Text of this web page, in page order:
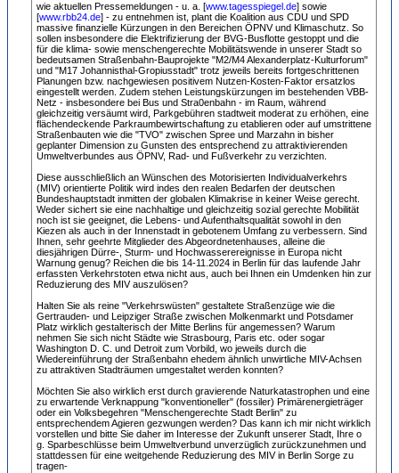
wie aktuellen Pressemeldungen - u. a. [www.tagesspiegel.de] sowie
[www.rbb24.de] - zu entnehmen ist, plant die Koalition aus CDU und SPD
massive finanzielle Kürzungen in den Bereichen ÖPNV und Klimaschutz. So
sollen insbesondere die Elektrifizierung der BVG-Busflotte gestoppt und die
für die klima- sowie menschengerechte Mobilitätswende in unserer Stadt so
bedeutsamen Straßenbahn-Bauprojekte "M2/M4 Alexanderplatz-Kulturforum"
und "M17 Johannisthal-Gropiusstadt" trotz jeweils bereits fortgeschrittenen
Planungen bzw. nachgewiesen positivem Nutzen-Kosten-Faktor ersatzlos
eingestellt werden. Zudem stehen Leistungskürzungen im bestehenden VBB-
Netz - insbesondere bei Bus und Stra0enbahn - im Raum, während
gleichzeitig versäumt wird, Parkgebühren stadtweit moderat zu erhöhen, eine
flächendeckende Parkraumbewirtschaftung zu etablieren oder auf umstrittene
Straßenbauten wie die "TVO" zwischen Spree und Marzahn in bisher
geplanter Dimension zu Gunsten des entsprechend zu attraktivierenden
Umweltverbundes aus ÖPNV, Rad- und Fußverkehr zu verzichten.
Diese ausschließlich an Wünschen des Motorisierten Individualverkehrs
(MIV) orientierte Politik wird indes den realen Bedarfen der deutschen
Bundeshauptstadt inmitten der globalen Klimakrise in keiner Weise gerecht.
Weder sichert sie eine nachhaltige und gleichzeitig sozial gerechte Mobilität
noch ist sie geeignet, die Lebens- und Aufenthaltsqualität sowohl in den
Kiezen als auch in der Innenstadt in gebotenem Umfang zu verbessern. Sind
Ihnen, sehr geehrte Mitglieder des Abgeordnetenhauses, alleine die
diesjährigen Dürre-, Sturm- und Hochwasserereignisse in Europa nicht
Warnung genug? Reichen die bis 14-11.2024 in Berlin für das laufende Jahr
erfassten Verkehrstoten etwa nicht aus, auch bei Ihnen ein Umdenken hin zur
Reduzierung des MIV auszulösen?
Halten Sie als reine "Verkehrswüsten" gestaltete Straßenzüge wie die
Gertrauden- und Leipziger Straße zwischen Molkenmarkt und Potsdamer
Platz wirklich gestalterisch der Mitte Berlins für angemessen? Warum
nehmen Sie sich nicht Städte wie Strasbourg, Paris etc. oder sogar
Washington D. C. und Detroit zum Vorbild, wo jeweils durch die
Wiedereinführung der Straßenbahn ehedem ähnlich unwirtliche MIV-Achsen
zu attraktiven Stadträumen umgestaltet werden konnten?
Möchten Sie also wirklich erst durch gravierende Naturkatastrophen und eine
zu erwartende Verknappung "konventioneller" (fossiler) Primärenergieträger
oder ein Volksbegehren "Menschengerechte Stadt Berlin" zu
entsprechendem Agieren gezwungen werden? Das kann ich mir nicht wirklich
vorstellen und bitte Sie daher im Interesse der Zukunft unserer Stadt, Ihre o
g. Sparbeschlüsse beim Umweltverbund unverzüglich zurückzunehmen und
stattdessen für eine weitgehende Reduzierung des MIV in Berlin Sorge zu
tragen-